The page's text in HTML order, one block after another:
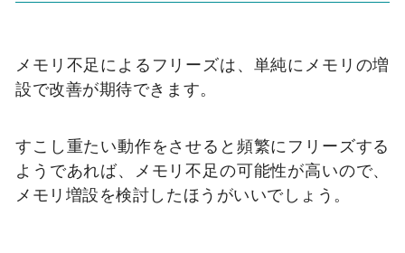
メモリ不足によるフリーズは、単純にメモリの増
設で改善が期待できます。
すこし重たい動作をさせると頻繁にフリーズする
ようであれば、メモリ不足の可能性が高いので、
メモリ増設を検討したほうがいいでしょう。